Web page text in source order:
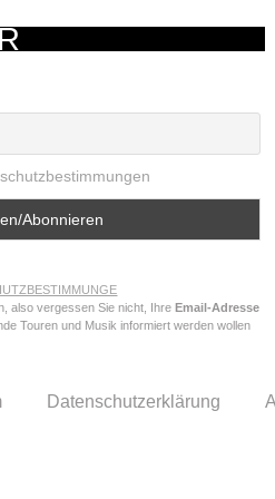
also vergessen Sie nicht, IhreEmail-Adresse
Touren und Musik informiert werden wollen
Datenschutzerklärung